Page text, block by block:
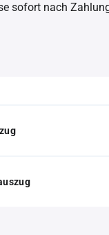
sofort nach